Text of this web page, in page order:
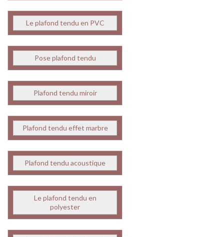
Le plafond tendu en PVC
Pose plafond tendu
Plafond tendu miroir
Plafond tendu effet marbre
Plafond tendu acoustique
Le plafond tendu en
polyester